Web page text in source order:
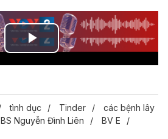
Play
tình dục Tinder
các bệnh lây
BS Nguyễn Đình Liên
BV E